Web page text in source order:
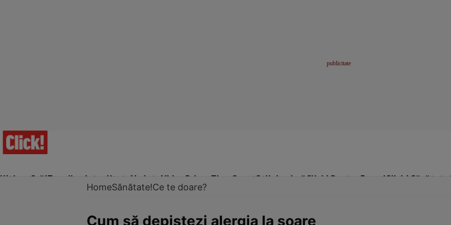
Ultima Oră!Trending Actualitate Vedete Video Prime Time SportStil de viațăClick! Pentru FemeiClick! Sănătate
HomeSănătate!Ce te doare?
Cum să depistezi alergia la soare